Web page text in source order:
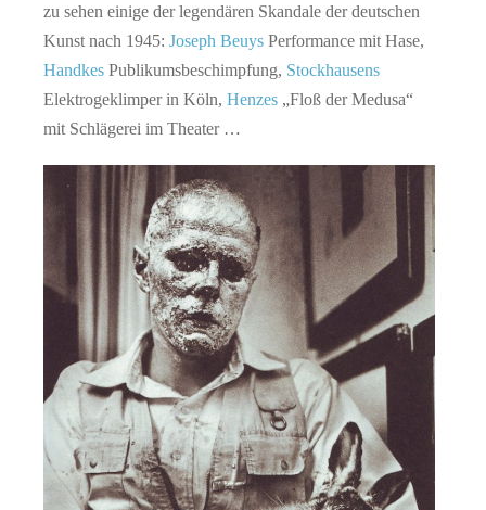
zu sehen einige der legendären Skandale der deutschen
Kunst nach 1945: Joseph BeuysPerformance mit Hase,
HandkesPublikumsbeschimpfung, Stockhausens
Elektrogeklimper in Köln, Henzes„Floß der Medusa“
mit Schlägerei im Theater …